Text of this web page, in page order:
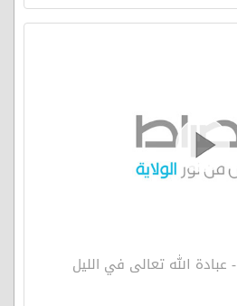
مصباح الهداية 287 - عبادة الله تعالى في الليل